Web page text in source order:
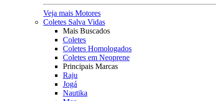
Veja mais Motores
Coletes Salva Vidas
Mais Buscados
Coletes
Coletes Homologados
Coletes em Neoprene
Principais Marcas
Raju
Jogá
Nautika